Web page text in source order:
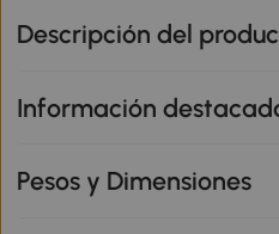
Descripción del
Información
Pesos y Dimensiones